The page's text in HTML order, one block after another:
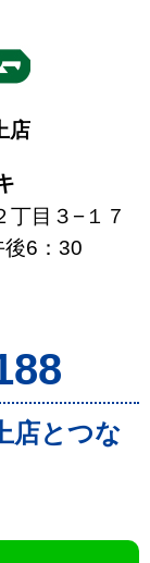
店
丁目３−１７
後6：30
店とつな